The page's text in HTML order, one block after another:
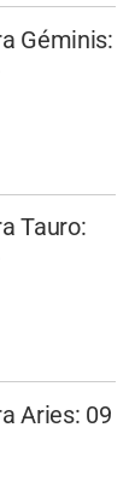
Géminis:
Tauro:
Aries: 09